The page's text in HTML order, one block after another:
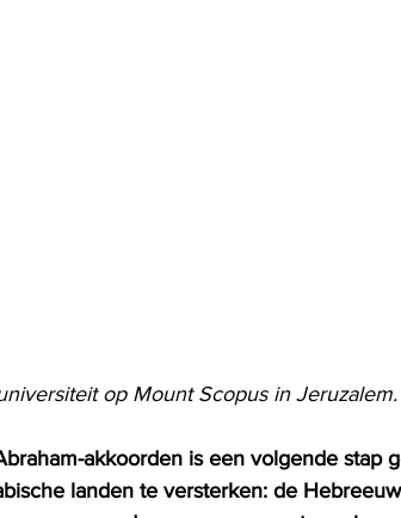
op Mount Scopus in Jeruzalem.
akkoorden is een volgende stap
landen te versterken: de